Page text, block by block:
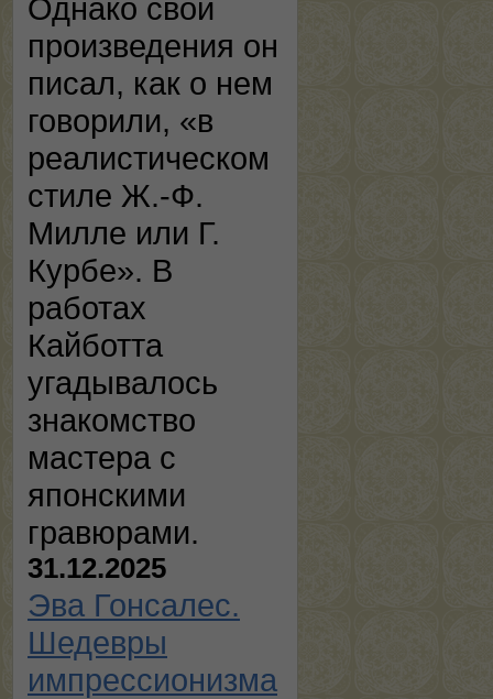
Однако свои
произведения он
писал, как о нем
говорили, «в
реалистическом
стиле Ж.-Ф.
Милле или Г.
Курбе». В
работах
Кайботта
угадывалось
знакомство
мастера с
японскими
гравюрами.
31.12.2025
Эва Гонсалес.
Шедевры
импрессионизма